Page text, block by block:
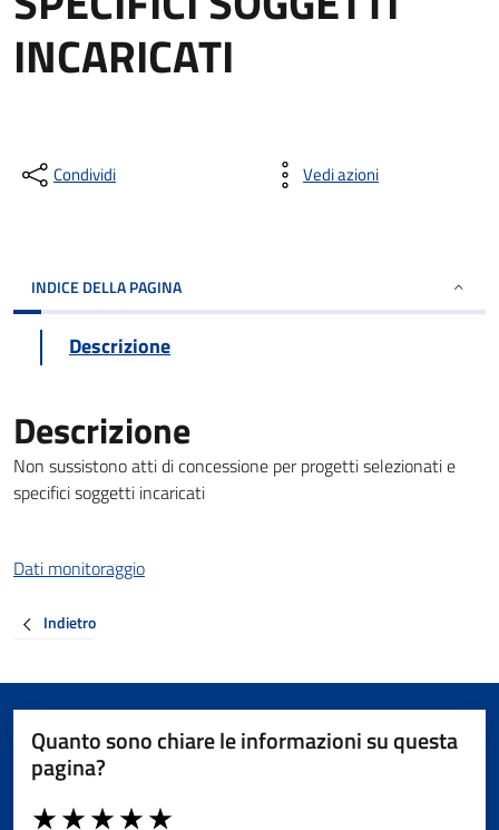
INCARICATI
Condividi Vedi azioni
INDICE DELLA PAGINA
Descrizione
Descrizione
Non sussistono atti di concessione per progetti selezionati e
specifici soggetti incaricati
Dati monitoraggio
Indietro
Quanto sono chiare le informazioni su questa
pagina?
Valuta da 1 a 5 stelle la pagina